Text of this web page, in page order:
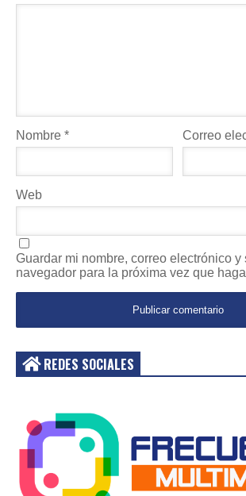
Nombre * Correo
Web
Guardar mi nombre, correo electrónico y
navegador para la próxima vez que
REDES SOCIALES